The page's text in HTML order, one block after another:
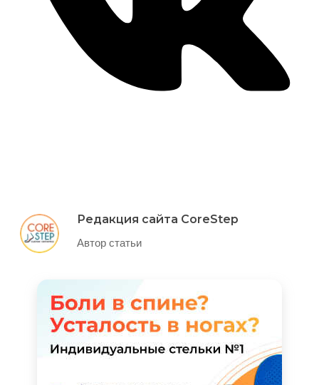
Редакция сайта CoreStep
Автор статьи